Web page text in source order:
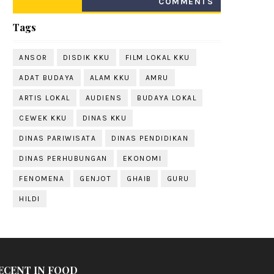
Tags
ANSOR DISDIK KKU FILM LOKAL KKU
ADAT BUDAYA ALAM KKU AMRU
ARTIS LOKAL AUDIENS BUDAYA LOKAL
CEWEK KKU DINAS KKU
DINAS PARIWISATA DINAS PENDIDIKAN
DINAS PERHUBUNGAN EKONOMI
FENOMENA GENJOT GHAIB GURU
HILDI
IN FOOD